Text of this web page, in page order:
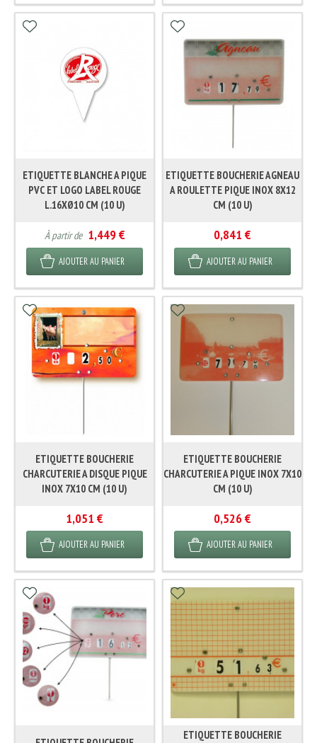
ETIQUETTE BLANCHE A PIQUE
PVC ET LOGO LABEL ROUGE
L.16XØ10 CM (10 U)
À partir de 1,449 €
AJOUTER AU PANIER
ETIQUETTE BOUCHERIE AGNEAU
A ROULETTE PIQUE INOX 8X12
CM (10 U)
0,841 €
AJOUTER AU PANIER
ETIQUETTE BOUCHERIE
CHARCUTERIE A DISQUE PIQUE
INOX 7X10 CM (10 U)
1,051 €
AJOUTER AU PANIER
ETIQUETTE BOUCHERIE
CHARCUTERIE A PIQUE INOX 7X10
CM (10 U)
0,526 €
AJOUTER AU PANIER
ETIQUETTE BOUCHERIE